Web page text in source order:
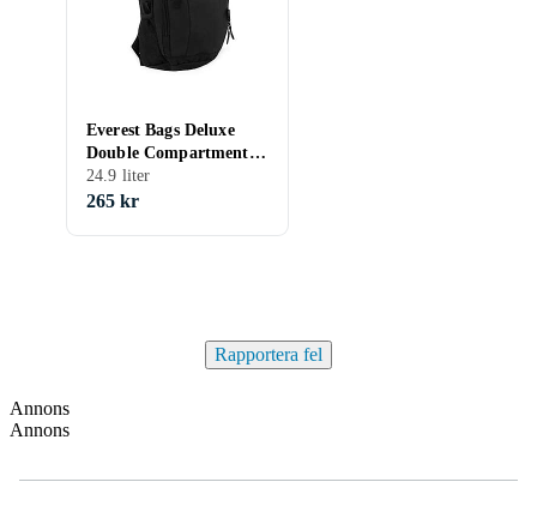
Everest Bags Deluxe
Double Compartment
24.9L
24.9 liter
265 kr
Rapportera fel
Annons
Annons